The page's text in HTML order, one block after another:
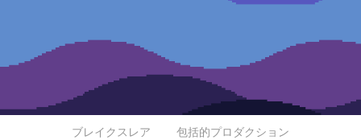
ブレイクスレア 包括的プロダクション